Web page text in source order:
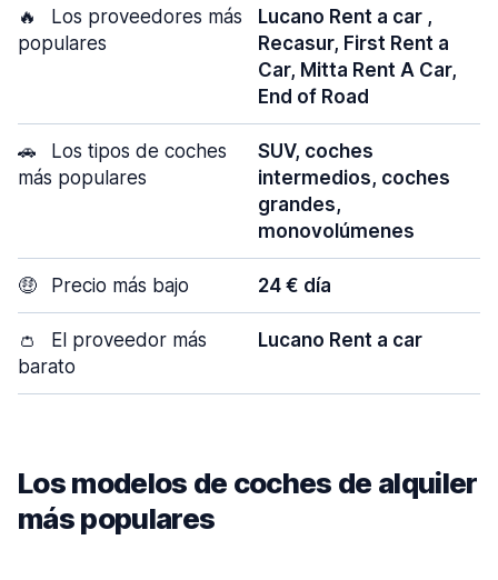
🔥
Los proveedores más
populares
Lucano Rent a car ,
Recasur, First Rent a
Car, Mitta Rent A Car,
End of Road
🚗
Los tipos de coches
más populares
SUV, coches
intermedios, coches
grandes,
monovolúmenes
🤑 Precio más bajo 24 € día
👛
El proveedor más
barato
Lucano Rent a car
Los modelos de coches de alquiler
más populares